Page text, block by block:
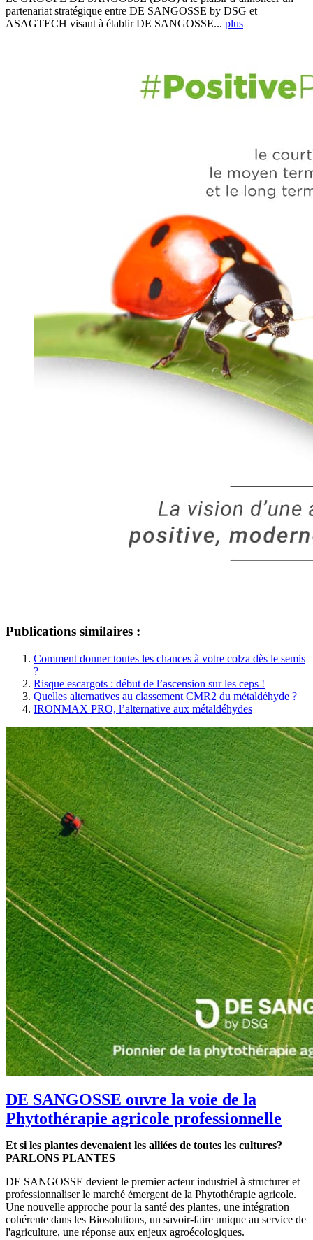
partenariat stratégique entre DE SANGOSSE by DSG et
ASAGTECH visant à établir DE SANGOSSE... plus
Publications similaires :
Comment donner toutes les chances à votre colza dès le semis
?
Risque escargots : début de l’ascension sur les ceps !
Quelles alternatives au classement CMR2 du métaldéhyde ?
IRONMAX PRO, l’alternative aux métaldéhydes
DE SANGOSSE ouvre la voie de la
Phytothérapie agricole professionnelle
Et si les plantes devenaient les alliées de toutes les cultures?
PARLONS PLANTES
DE SANGOSSE devient le premier acteur industriel à structurer et
professionnaliser le marché émergent de la Phytothérapie agricole.
Une nouvelle approche pour la santé des plantes, une intégration
cohérente dans les Biosolutions, un savoir-faire unique au service de
l'agriculture, une réponse aux enjeux agroécologiques.